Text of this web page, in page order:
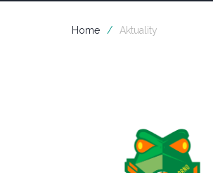
Home / Aktuality